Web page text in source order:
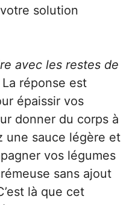
solution
avec les restes de
La réponse est
épaissir vos
donner du corps à
une sauce légère et
vos légumes
sans ajout
là que cet